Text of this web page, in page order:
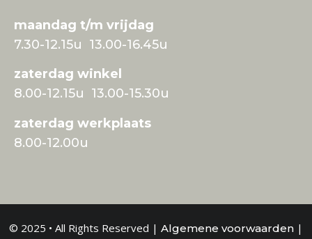
maandag t/m vrijdag
7.30-12.15u 13.00-16.45u
zaterdag winkel
8.00-12.15u 13.00-15.30u
zaterdag werkplaats
8.00-12.00u
© 2025 • All Rights Reserved | Algemene voorwaarden |